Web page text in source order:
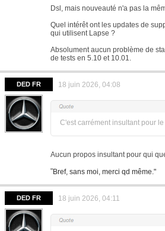
Dsl, mais nouveauté n'a pas la
Quel intérêt ont les updates de
qui utilisent Lapse ?
Absolument aucun problème de
de tests en 5.10 et 10.01.
DED FR 18 juin 2026, 04:08
C'est carrément insultant pour le
Aucun propos insultant pour qui
"Bref, sans moi, merci qd même."
DED FR 18 juin 2026, 04:11